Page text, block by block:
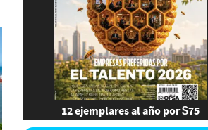
12 ejemplares al año por $75